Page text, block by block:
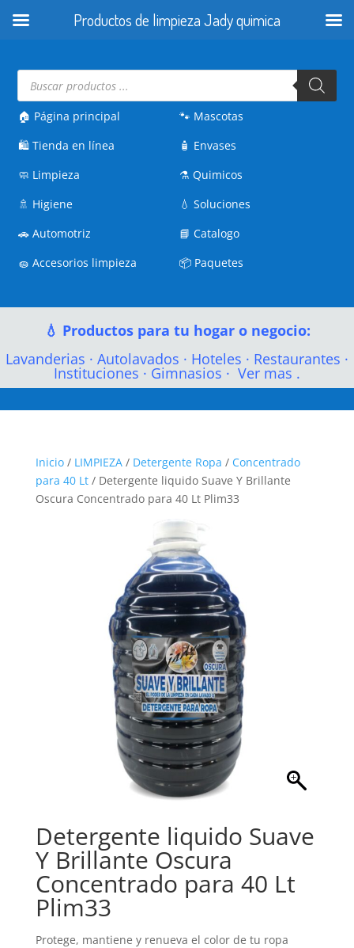
Búsqueda
productos
🏠 Página principal
🛍️Tienda en línea
🧼 Limpieza
🚿 Higiene
🚗Automotriz
🧽Accesorios limpieza
🐾 Mascotas
🧴 Envases
⚗️Quimicos
💧Soluciones
📘Catalogo
📦 Paquetes
💧 Productos para tu hogar o negocio:
Lavanderias · Autolavados · Hoteles · Restaurantes ·
Instituciones · Gimnasios · Ver mas .
Inicio/ LIMPIEZA/ Detergente Ropa / Concentrado
para 40 Lt/ Detergente liquido Suave Y Brillante
Oscura Concentrado para 40 Lt Plim33
Detergente liquido Suave
Y Brillante Oscura
Concentrado para 40 Lt
Plim33
Protege, mantiene y renueva el color de tu ropa
Productos de limpieza Jady quimica